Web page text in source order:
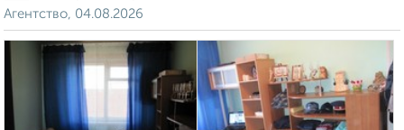
Агентство, 04.08.2026